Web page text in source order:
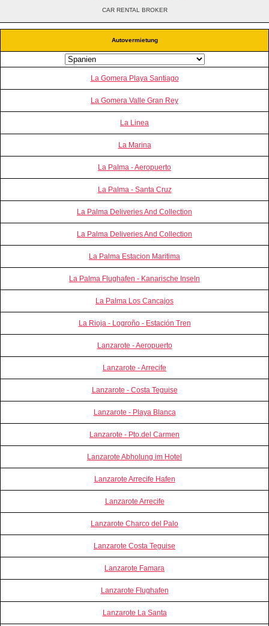
Autovermietung
La Gomera Playa Santiago
La Gomera Valle Gran Rey
La Linea
La Marina
La Palma - Aeropuerto
La Palma - Santa Cruz
La Palma Deliveries And Collection
La Palma Deliveries And Collection
La Palma Estacion Maritima
La Palma Flughafen - Kanarische Inseln
La Palma Los Cancajos
La Rioja - Logroño - Estación Tren
Lanzarote - Aeropuerto
Lanzarote - Arrecife
Lanzarote - Costa Teguise
Lanzarote - Playa Blanca
Lanzarote - Pto.del Carmen
Lanzarote Abholung im Hotel
Lanzarote Arrecife Hafen
Lanzarote Arrecife
Lanzarote Charco del Palo
Lanzarote Costa Teguise
Lanzarote Famara
Lanzarote Flughafen
Lanzarote La Santa
CAR RENTAL BROKER